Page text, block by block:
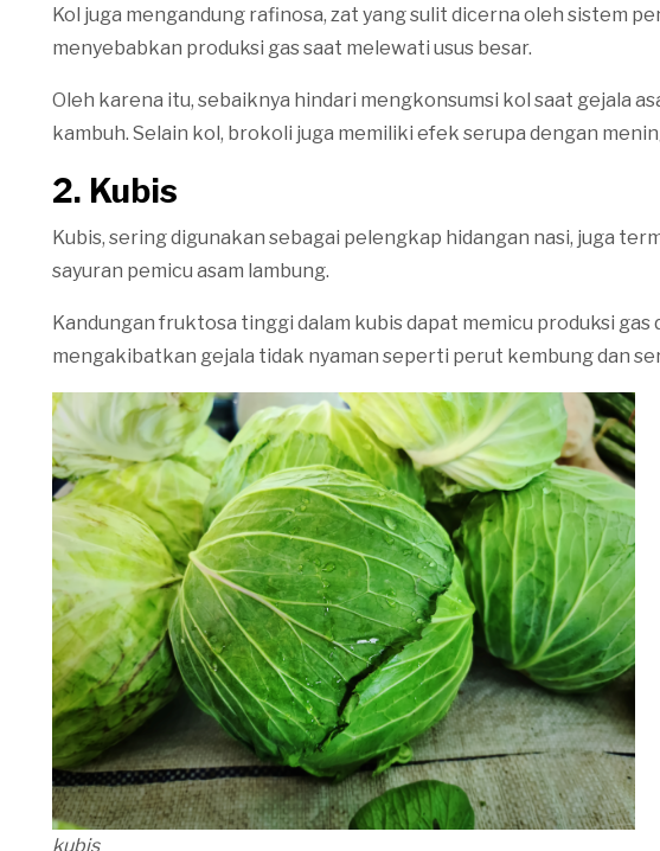
Kol juga mengandung rafinosa, zat yang sulit dicerna oleh sistem
menyebabkan produksi gas saat melewati usus besar.
Oleh karena itu, sebaiknya hindari mengkonsumsi kol saat gejala
kambuh. Selain kol, brokoli juga memiliki efek serupa dengan
2. Kubis
Kubis, sering digunakan sebagai pelengkap hidangan nasi, juga
sayuran pemicu asam lambung.
Kandungan fruktosa tinggi dalam kubis dapat memicu produksi gas
mengakibatkan gejala tidak nyaman seperti perut kembung dan
kubis